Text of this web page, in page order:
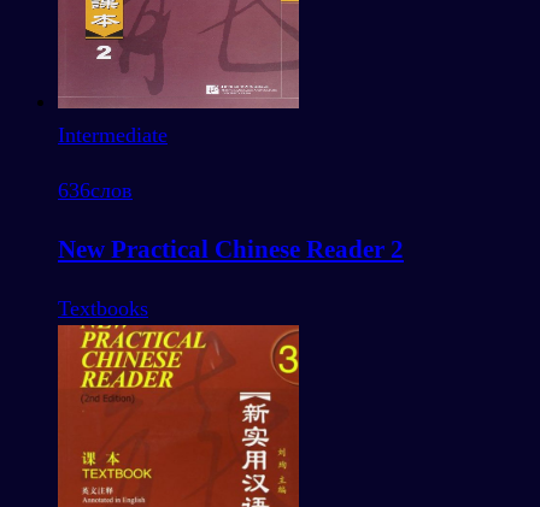
Intermediate
636слов
New Practical Chinese Reader 2
Textbooks